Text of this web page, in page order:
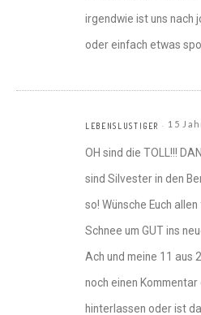
irgendwie ist uns nach
oder einfach etwas
LEBENSLUSTIGER 15
OH sind die TOLL!!!
sind Silvester in den
so! Wünsche Euch
Schnee um GUT ins
Ach und meine 11 aus
noch einen
hinterlassen oder ist